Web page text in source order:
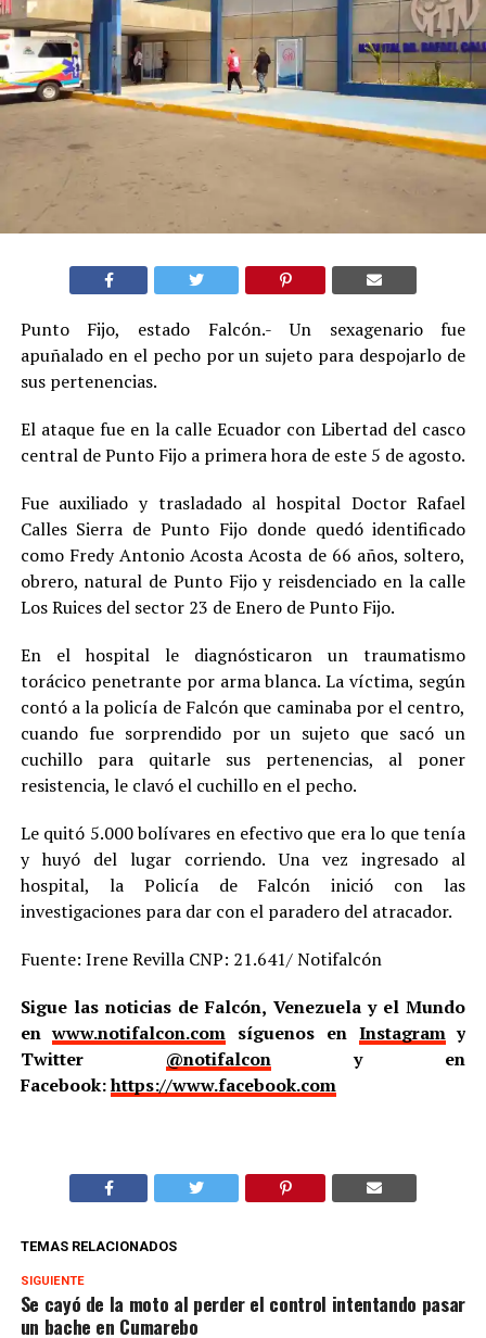
Punto Fijo, estado Falcón.- Un sexagenario fue
apuñalado en el pecho por un sujeto para despojarlo de
sus pertenencias.
El ataque fue en la calle Ecuador con Libertad del casco
central de Punto Fijo a primera hora de este 5 de agosto.
Fue auxiliado y trasladado al hospital Doctor Rafael
Calles Sierra de Punto Fijo donde quedó identificado
como Fredy Antonio Acosta Acosta de 66 años, soltero,
obrero, natural de Punto Fijo y reisdenciado en la calle
Los Ruices del sector 23 de Enero de Punto Fijo.
En el hospital le diagnósticaron un traumatismo
torácico penetrante por arma blanca. La víctima, según
contó a la policía de Falcón que caminaba por el centro,
cuando fue sorprendido por un sujeto que sacó un
cuchillo para quitarle sus pertenencias, al poner
resistencia, le clavó el cuchillo en el pecho.
Le quitó 5.000 bolívares en efectivo que era lo que tenía
y huyó del lugar corriendo. Una vez ingresado al
hospital, la Policía de Falcón inició con las
investigaciones para dar con el paradero del atracador.
Fuente: Irene Revilla CNP: 21.641/ Notifalcón
Sigue las noticias de Falcón, Venezuela y el Mundo
enwww.notifalcon.com síguenos en Instagramy
Twitter @notifalcony en
Facebook:https://www.facebook.com
TEMAS RELACIONADOS
SIGUIENTE
Se cayó de la moto al perder el control intentando pasar
un bache en Cumarebo